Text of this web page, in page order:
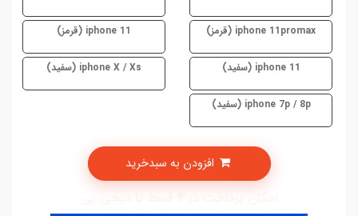
iphone 11promax (قرمز) iphone 11 (قرمز)
iphone 11 (سفید) iphone X / Xs (سفید)
iphone 7p / 8p (سفید)